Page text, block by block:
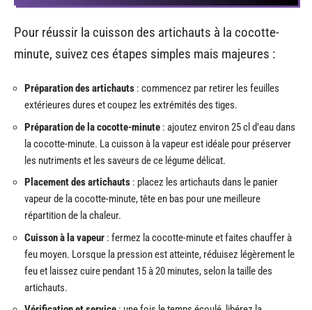
Pour réussir la cuisson des artichauts à la cocotte-
minute, suivez ces étapes simples mais majeures :
Préparation des artichauts : commencez par retirer les feuilles
extérieures dures et coupez les extrémités des tiges.
Préparation de la cocotte-minute : ajoutez environ 25 cl d’eau dans
la cocotte-minute. La cuisson à la vapeur est idéale pour préserver
les nutriments et les saveurs de ce légume délicat.
Placement des artichauts : placez les artichauts dans le panier
vapeur de la cocotte-minute, tête en bas pour une meilleure
répartition de la chaleur.
Cuisson à la vapeur : fermez la cocotte-minute et faites chauffer à
feu moyen. Lorsque la pression est atteinte, réduisez légèrement le
feu et laissez cuire pendant 15 à 20 minutes, selon la taille des
artichauts.